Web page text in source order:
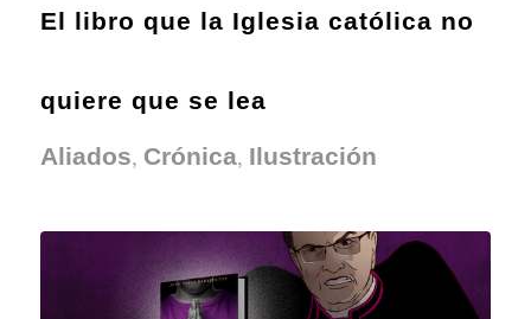
El libro que la Iglesia católica no
quiere que se lea
Aliados, Crónica, Ilustración